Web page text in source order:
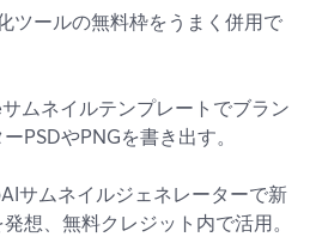
ツールの無料枠をうまく併用で
ムネイルテンプレートでブラン
PSDやPNGを書き出す。
サムネイルジェネレーターで新
想、無料クレジット内で活用。